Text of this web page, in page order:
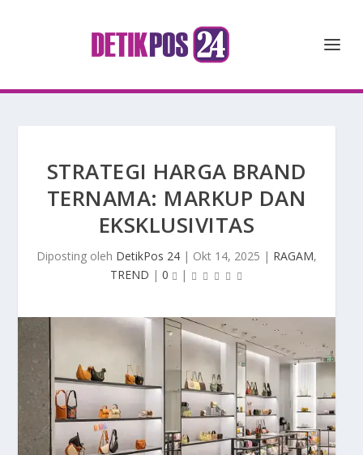
STRATEGI HARGA BRAND
TERNAMA: MARKUP DAN
EKSKLUSIVITAS
Diposting oleh DetikPos 24 | Okt 14, 2025 | RAGAM,
TREND | 0 |